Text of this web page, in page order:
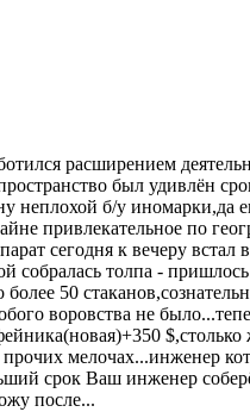
расширением
был удивлён
б/у иномарки,да
привлекательное по
сегодня к вечеру
собралась толпа -
50
воровства не
мелочах...инженер
срок Ваш инженер
после...